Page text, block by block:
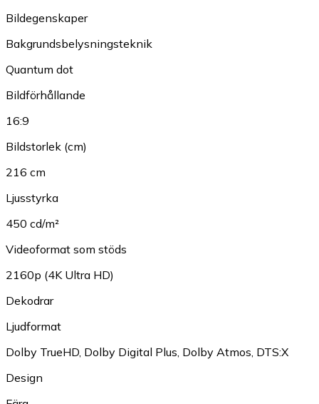
Bildegenskaper
Bakgrundsbelysningsteknik
Quantum dot
Bildförhållande
16:9
Bildstorlek (cm)
216 cm
Ljusstyrka
450 cd/m²
Videoformat som stöds
2160p (4K Ultra HD)
Dekodrar
Ljudformat
Dolby TrueHD Dolby Digital Plus Dolby Atmos DTS:X
Design